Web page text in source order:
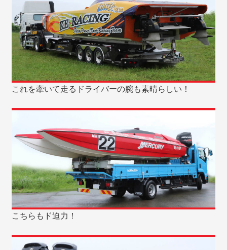
これを牽いて走るドライバーの腕も素晴らしい！
こちらもド迫力！